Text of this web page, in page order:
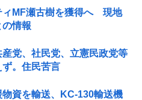
ィMF瀬古樹を獲得へ 現地
情報
党、社民党、立憲民政党等
。住民苦言
資を輸送、KC-130輸送機